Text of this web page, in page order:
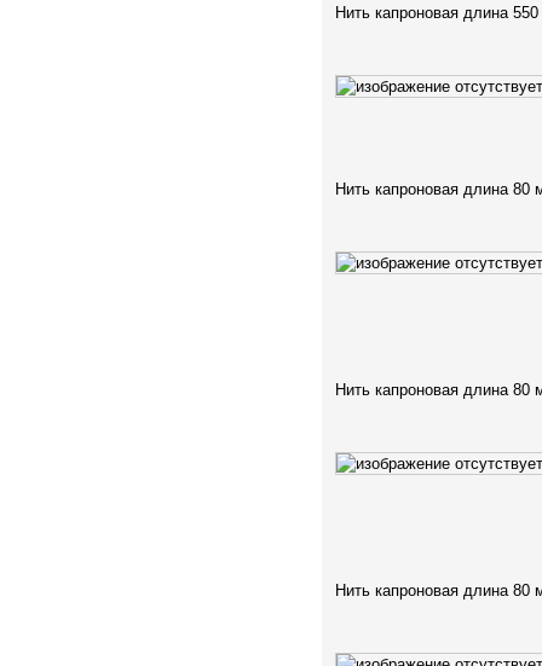
Нить капроновая длина
Нить капроновая длина 80
Нить капроновая длина 80
Нить капроновая длина 80